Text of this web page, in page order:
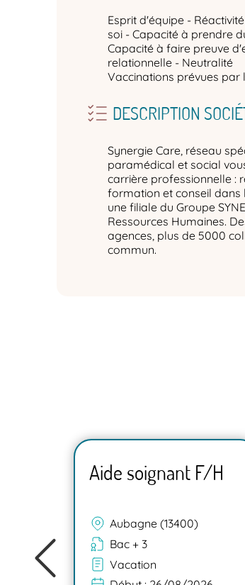
Esprit d'équipe -
soi - Capacité à prendre
Capacité à faire preuve
relationnelle - Neutralité
Vaccinations prévues par
DESCRIPTION
Synergie Care, réseau
paramédical et social
carrière professionnelle :
formation et conseil dans
une filiale du Groupe
Ressources Humaines.
agences, plus de 5000
commun.
Aide soignant F/H
Aubagne (13400)
Bac + 3
Vacation